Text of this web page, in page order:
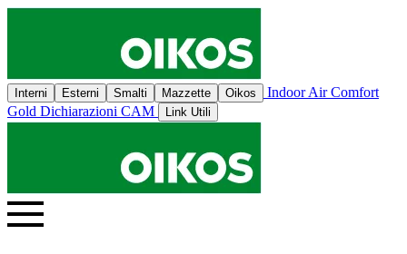
Interni Esterni Smalti Mazzette Oikos
Indoor Air Comfort
Gold Dichiarazioni CAM Link Utili